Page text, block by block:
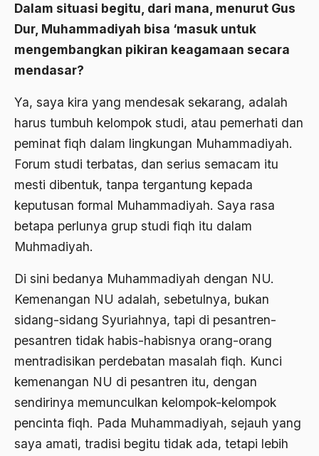
Dalam situasi begitu, dari mana, menurut Gus
Dur, Muhammadiyah bisa ‘masuk untuk
mengembangkan pikiran keagamaan secara
mendasar?
Ya, saya kira yang mendesak sekarang, adalah
harus tumbuh kelompok studi, atau pemerhati dan
peminat fiqh dalam lingkungan Muhammadiyah.
Forum studi terbatas, dan serius semacam itu
mesti dibentuk, tanpa tergantung kepada
keputusan formal Muhammadiyah. Saya rasa
betapa perlunya grup studi fiqh itu dalam
Muhmadiyah.
Di sini bedanya Muhammadiyah dengan NU.
Kemenangan NU adalah, sebetulnya, bukan
sidang-sidang Syuriahnya, tapi di pesantren-
pesantren tidak habis-habisnya orang-orang
mentradisikan perdebatan masalah fiqh. Kunci
kemenangan NU di pesantren itu, dengan
sendirinya memunculkan kelompok-kelompok
pencinta fiqh. Pada Muhammadiyah, sejauh yang
saya amati, tradisi begitu tidak ada, tetapi lebih
Bidang Kebudayaan
Bidang Niaga
Bidang Produksi
Bidang Sejarah
Bill Clinton
Bio-mass
Biografi
Biografi Kiai Bisri Syansuri
birokrasi
Birokrasi Pemerintah
Birokrasi Politik
Birokrasi Sosialis
Birokrat
Birokratis
birokratisasi